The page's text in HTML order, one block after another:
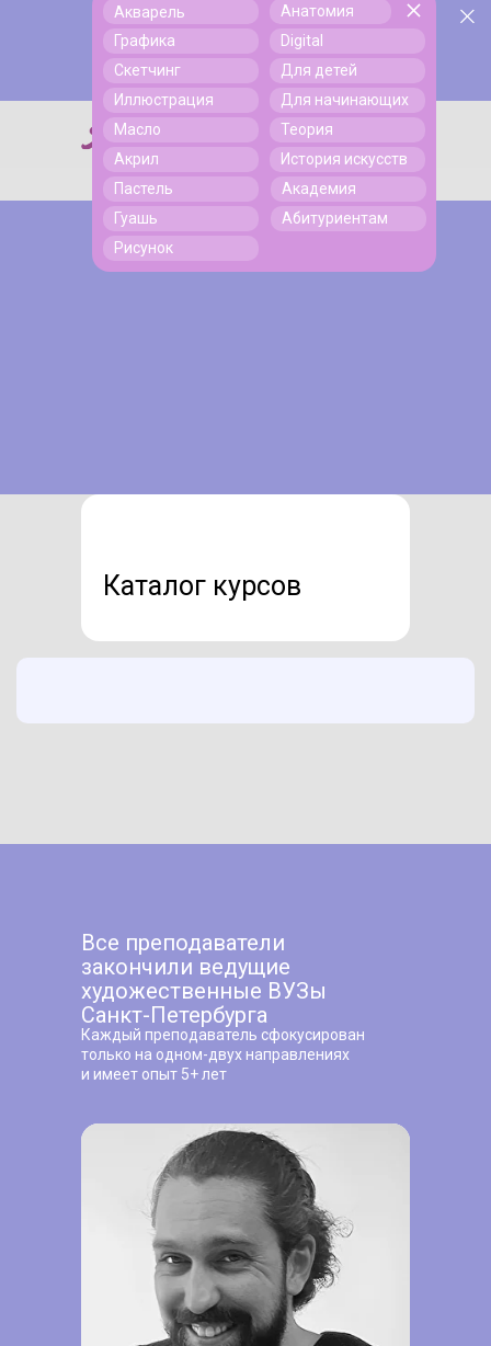
Поиск
Поиск
Акварель
Графика
Скетчинг
Иллюстрация
Масло
Акрил
Пастель
Гуашь
Рисунок
Анатомия
Digital
Для детей
Для начинающих
Теория
История искусств
Академия
Абитуриентам
Каталог курсов
Каждый преподаватель сфокусирован
только на одном-двух направлениях
и имеет опыт 5+ лет
Все преподаватели
закончили ведущие
художественные ВУЗы
Санкт-Петербурга